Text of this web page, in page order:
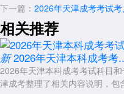
艺术类：艺术概论
备考建议：
如果打算报考高起本或高起专
史地记忆还是理化计算)来选择
数学和综合科目通常在入门上会
下一篇： 2026年天津成考考试
相关推荐
新 2026年天津本科成考考
2026年天津本科成考考试科目
津成考​整理了相关内容说明，